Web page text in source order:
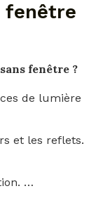
fenêtre
fenêtre ?
de lumière
et les reflets.
…